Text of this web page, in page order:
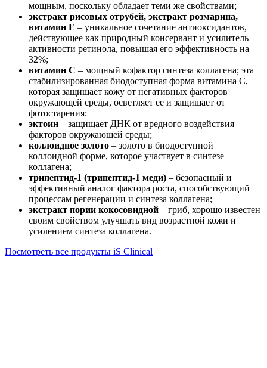
мощным, поскольку обладает теми же свойствами;
экстракт рисовых отрубей, экстракт розмарина,
витамин Е – уникальное сочетание антиоксидантов,
действующее как природный консервант и усилитель
активности ретинола, повышая его эффективность на
32%;
витамин C – мощный кофактор синтеза коллагена; эта
стабилизированная биодоступная форма витамина С,
которая защищает кожу от негативных факторов
окружающей среды, осветляет ее и защищает от
фотостарения;
эктоин – защищает ДНК от вредного воздействия
факторов окружающей среды;
коллоидное золото – золото в биодоступной
коллоидной форме, которое участвует в синтезе
коллагена;
трипептид-1 (трипептид-1 меди) – безопасный и
эффективный аналог фактора роста, способствующий
процессам регенерации и синтеза коллагена;
экстракт пории кокосовидной – гриб, хорошо известен
своим свойством улучшать вид возрастной кожи и
усилением синтеза коллагена.
Посмотреть все продукты iS Clinical